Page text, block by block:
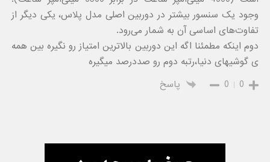
وجود یک سنسور بیشتر در دوربین اصلی مدل پلاس، یکی دیگر از
تفاوت‌های اساسی آن به شمار می‌رود.
دوم اینکه مطمئنا اگه این دوربین بالاترین امتیاز رو نگیره بین همه
ی گوشیهای دنیا،رتبه دوم رو صددرصد میگیره
0
0 پاسخ